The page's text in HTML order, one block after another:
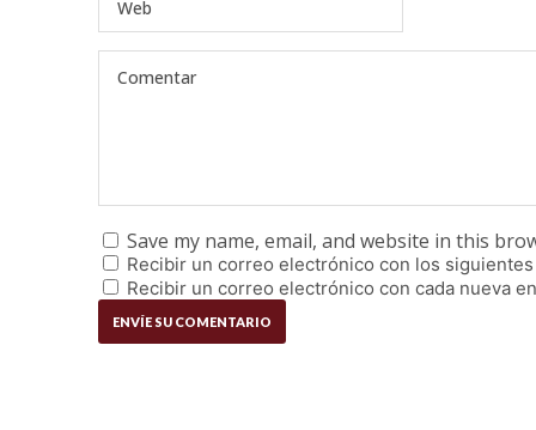
Save my name, email, and website in this
Recibir un correo electrónico con los
Recibir un correo electrónico con cada nueva